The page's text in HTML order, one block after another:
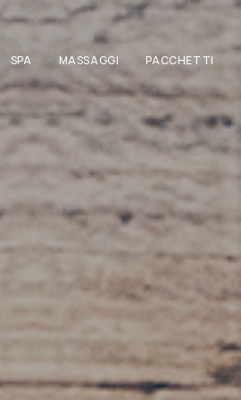
SPA MASSAGGI PACCHETTI